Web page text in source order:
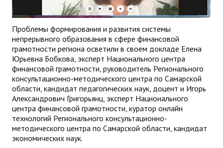
Проблемы формирования и развития системы
непрерывного образования в сфере финансовой
грамотности региона осветили в своем докладе Елена
Юрьевна Бобкова, эксперт Национального центра
финансовой грамотности, руководитель Регионального
консультационно-методического центра по Самарской
области, кандидат педагогических наук, доцент и Игорь
Александрович Григорьянц, эксперт Национального
центра финансовой грамотности, куратор онлайн
технологий Регионального консультационно-
методического центра по Самарской области, кандидат
экономических наук.